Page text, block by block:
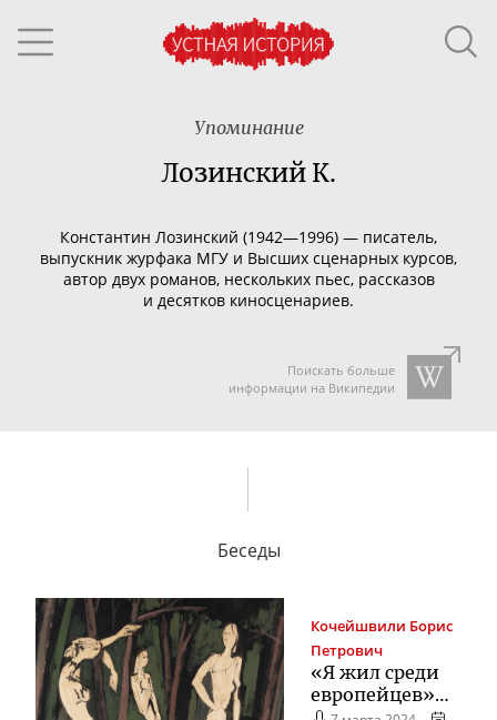
Упоминание
Лозинский К.
Константин Лозинский (1942—1996) — писатель,
выпускник журфака МГУ и Высших сценарных курсов,
автор двух романов, нескольких пьес, рассказов
и десятков киносценариев.
Поискать больше
информации на Википедии
Беседы
Кочейшвили Борис
Петрович
«Я жил среди
европейцев»…